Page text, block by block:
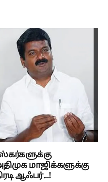
மாஜிக்களுக்கு
ஆஃபர்...!